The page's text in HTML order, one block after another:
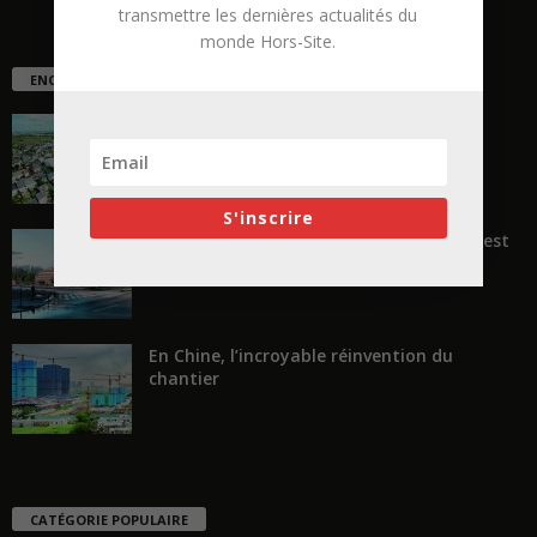
ENCORE PLUS D'ARTICLES
« Transformer plutôt que démolir, ce n’est
En Chine, l’incroyable réinvention du
chantier
CATÉGORIE POPULAIRE
transmettre les dernières actualités du
monde Hors-Site.
S'inscrire